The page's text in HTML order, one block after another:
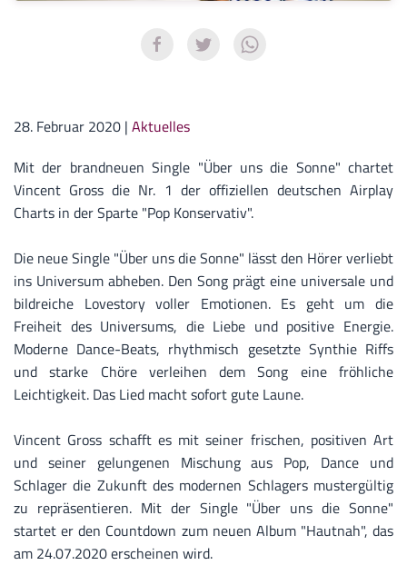
28. Februar 2020 | Aktuelles
Mit der brandneuen Single "Über uns die Sonne" chartet
Vincent Gross die Nr. 1 der offiziellen deutschen Airplay
Charts in der Sparte "Pop Konservativ".
Die neue Single "Über uns die Sonne" lässt den Hörer verliebt
ins Universum abheben. Den Song prägt eine universale und
bildreiche Lovestory voller Emotionen. Es geht um die
Freiheit des Universums, die Liebe und positive Energie.
Moderne Dance-Beats, rhythmisch gesetzte Synthie Riffs
und starke Chöre verleihen dem Song eine fröhliche
Leichtigkeit. Das Lied macht sofort gute Laune.
Vincent Gross schafft es mit seiner frischen, positiven Art
und seiner gelungenen Mischung aus Pop, Dance und
Schlager die Zukunft des modernen Schlagers mustergültig
zu repräsentieren. Mit der Single "Über uns die Sonne"
startet er den Countdown zum neuen Album "Hautnah", das
am 24.07.2020 erscheinen wird.